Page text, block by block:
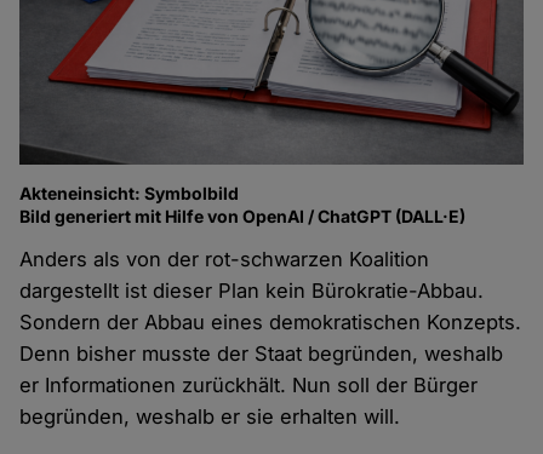
Akteneinsicht: Symbolbild
Bild generiert mit Hilfe von OpenAI / ChatGPT (DALL·E)
Anders als von der rot-schwarzen Koalition
dargestellt ist dieser Plan kein Bürokratie-Abbau.
Sondern der Abbau eines demokratischen Konzepts.
Denn bisher musste der Staat begründen, weshalb
er Informationen zurückhält. Nun soll der Bürger
begründen, weshalb er sie erhalten will.